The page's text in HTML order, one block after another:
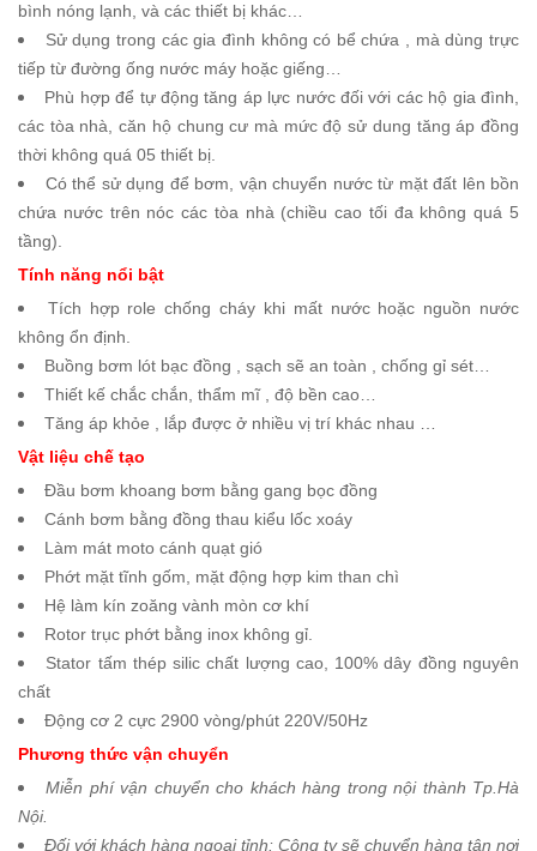
bình nóng lạnh, và các thiết bị khác…
Sử dụng trong các gia đình không có bể chứa , mà dùng trực
tiếp từ đường ống nước máy hoặc giếng…
Phù hợp để tự động tăng áp lực nước đối với các hộ gia đình,
các tòa nhà, căn hộ chung cư mà mức độ sử dung tăng áp đồng
thời không quá 05 thiết bị.
Có thể sử dụng để bơm, vận chuyển nước từ mặt đất lên bồn
chứa nước trên nóc các tòa nhà (chiều cao tối đa không quá 5
tầng).
Tính năng nổi bật
Tích hợp role chống cháy khi mất nước hoặc nguồn nước
không ổn định.
Buồng bơm lót bạc đồng , sạch sẽ an toàn , chống gỉ sét…
Thiết kế chắc chắn, thẩm mĩ , độ bền cao…
Tăng áp khỏe , lắp được ở nhiều vị trí khác nhau …
Vật liệu chế tạo
Đầu bơm khoang bơm bằng gang bọc đồng
Cánh bơm bằng đồng thau kiểu lốc xoáy
Làm mát moto cánh quạt gió
Phớt mặt tĩnh gốm, mặt động hợp kim than chì
Hệ làm kín zoăng vành mòn cơ khí
Rotor trục phớt bằng inox không gỉ.
Stator tấm thép silic chất lượng cao, 100% dây đồng nguyên
chất
Động cơ 2 cực 2900 vòng/phút 220V/50Hz
Phương thức vận chuyển
Miễn phí vận chuyển cho khách hàng trong nội thành Tp.Hà
Nội.
Đối với khách hàng ngoại tỉnh: Công ty sẽ chuyển hàng tận nơi